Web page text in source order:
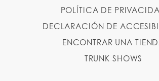
POLÍTICA DE
DECLARACIÓN DE
ENCONTRAR UNA
TRUNK SHOWS